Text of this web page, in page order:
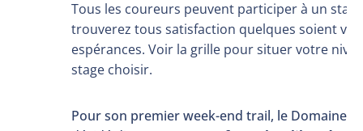
Tous les coureurs peuvent participer à un
trouverez tous satisfaction quelques soient vos
espérances. Voir la grille pour situer votre
stage choisir.
Pour son premier week-end trail, le Domaine